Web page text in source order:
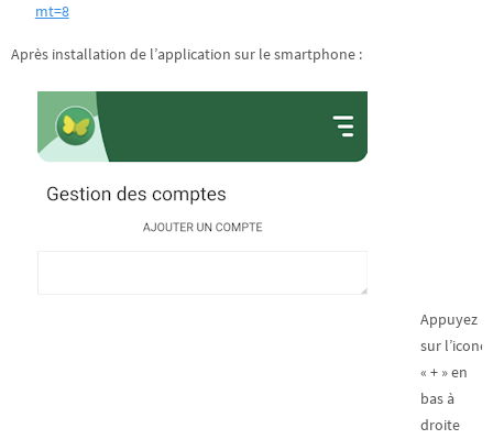
mt=8
Après installation de l’application sur le smartphone : ​
Appuyez
sur l’icone
« + » en
bas à
droite